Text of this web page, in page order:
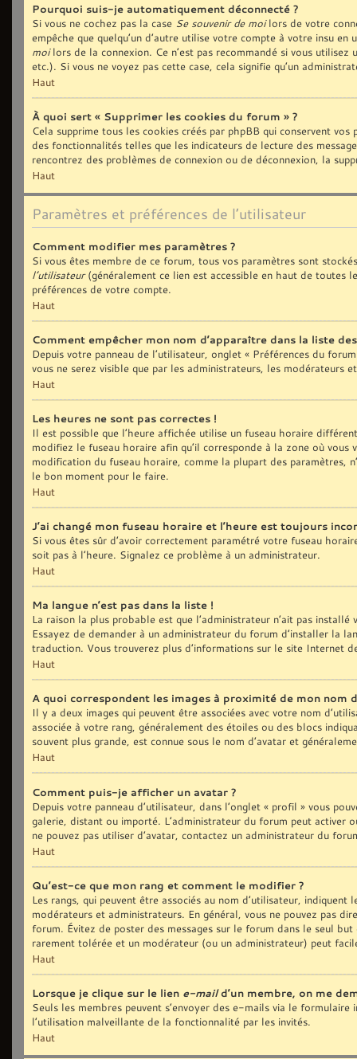
Pourquoi suis-je automatiquement déconnecté ?
Si vous ne cochez pas la case Se souvenir de moilors de votre
empêche que quelqu’un d’autre utilise votre compte à votre insu
moilors de la connexion. Ce n’est pas recommandé si vous
etc.). Si vous ne voyez pas cette case, cela signifie qu’un
Haut
À quoi sert « Supprimer les cookies du forum » ?
Cela supprime tous les cookies créés par phpBB qui conservent
des fonctionnalités telles que les indicateurs de lecture des
rencontrez des problèmes de connexion ou de déconnexion, la
Haut
Paramètres et préférences de l’utilisateur
Comment modifier mes paramètres ?
Si vous êtes membre de ce forum, tous vos paramètres sont
l’utilisateur(généralement ce lien est accessible en haut de toutes
préférences de votre compte.
Haut
Comment empêcher mon nom d’apparaître dans la liste
Depuis votre panneau de l’utilisateur, onglet « Préférences du
vous ne serez visible que par les administrateurs, les modérateurs
Haut
Les heures ne sont pas correctes !
Il est possible que l’heure affichée utilise un fuseau horaire
modifiez le fuseau horaire afin qu’il corresponde à la zone où
modification du fuseau horaire, comme la plupart des paramètres,
le bon moment pour le faire.
Haut
J’ai changé mon fuseau horaire et l’heure est toujours
Si vous êtes sûr d’avoir correctement paramétré votre fuseau
soit pas à l’heure. Signalez ce problème à un administrateur.
Haut
Ma langue n’est pas dans la liste !
La raison la plus probable est que l’administrateur n’ait pas
Essayez de demander à un administrateur du forum d’installer la
traduction. Vous trouverez plus d’informations sur le site Internet
Haut
A quoi correspondent les images à proximité de mon nom
Il y a deux images qui peuvent être associées avec votre nom
associée à votre rang, généralement des étoiles ou des blocs
souvent plus grande, est connue sous le nom d’avatar et
Haut
Comment puis-je afficher un avatar ?
Depuis votre panneau d’utilisateur, dans l’onglet « profil » vous
galerie, distant ou importé. L’administrateur du forum peut activer
ne pouvez pas utiliser d’avatar, contactez un administrateur du
Haut
Qu’est-ce que mon rang et comment le modifier ?
Les rangs, qui peuvent être associés au nom d’utilisateur,
modérateurs et administrateurs. En général, vous ne pouvez pas
forum. Évitez de poster des messages sur le forum dans le seul
rarement tolérée et un modérateur (ou un administrateur) peut
Haut
Lorsque je clique sur le lien e-maild’un membre, on me
Seuls les membres peuvent s’envoyer des e-mails via le
l’utilisation malveillante de la fonctionnalité par les invités.
Haut